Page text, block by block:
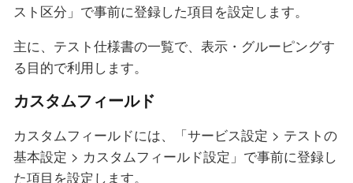
スト区分」で事前に登録した項目を設定します。
主に、テスト仕様書の一覧で、表示・グルーピングす
る目的で利用します。
カスタムフィールド
カスタムフィールドには、「サービス設定 > テストの
基本設定 > カスタムフィールド設定」で事前に登録し
た項目を設定します。